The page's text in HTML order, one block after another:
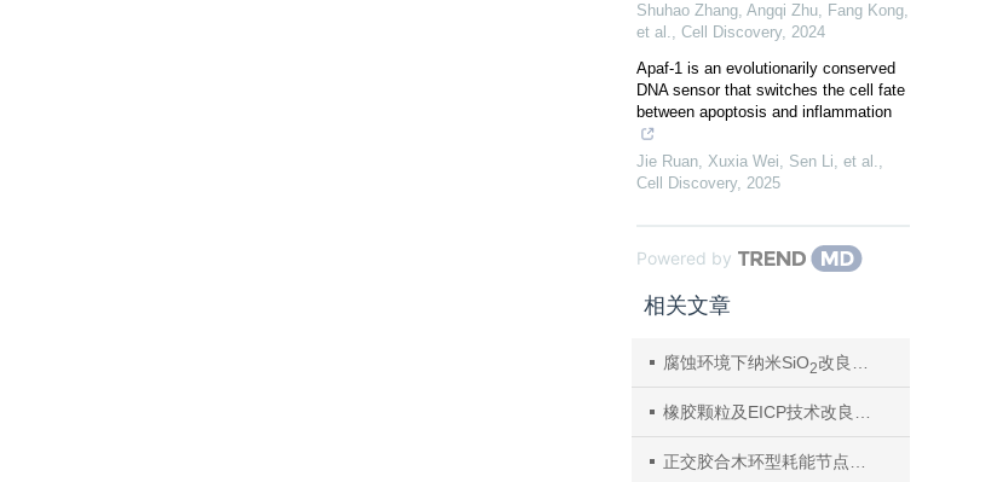
Shuhao Zhang, Angqi Zhu, Fang Kong,
et al., Cell Discovery, 2024
Apaf-1 is an evolutionarily conserved
DNA sensor that switches the cell fate
between apoptosis and inflammation
Jie Ruan, Xuxia Wei, Sen Li, et al.,
Cell Discovery, 2025
Powered by
相关文章
腐蚀环境下纳米SiO2改良水泥土动弹性模量与阻尼比试验
橡胶颗粒及EICP技术改良黄土动力特性试验
正交胶合木环型耗能节点设计与抗剪试验研究